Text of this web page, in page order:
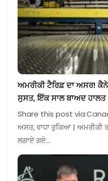
ਅਮਰੀਕੀ ਟੈਰਿਫ਼ ਦਾ ਅਸਰ!
ਸੁਸਤ, ਇੱਕ ਸਾਲ ਬਾਅਦ ਹਾਲਤ
Share this post
ਅਸਰ, ਵਾਧਾ ਰੁਕਿਆ | ਅਮਰੀਕੀ
ਲਗਾਏ ਗਏ…